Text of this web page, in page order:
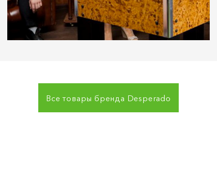
Все товары бренда Desperado